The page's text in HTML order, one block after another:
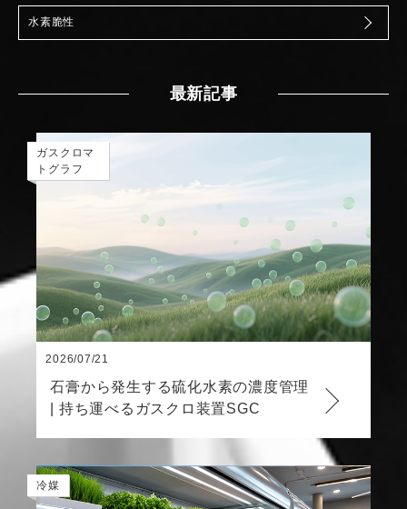
水素脆性
最新記事
ガスクロマ
トグラフ
2026/07/21
石膏から発生する硫化水素の濃度管理
| 持ち運べるガスクロ装置SGC
冷媒